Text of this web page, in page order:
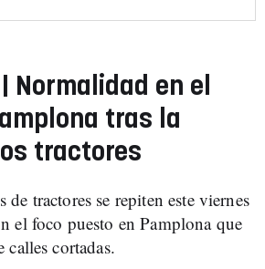
| Normalidad en el
tras la
tractores
de tractores se repiten este viernes
el foco puesto en Pamplona que
cortadas.